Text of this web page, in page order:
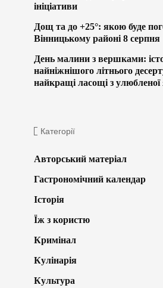
ініціативи
Дощ та до +25°: якою буде
Вінницькому районі 8 серпня
День малини з вершками:
найніжнішого літнього
найкращі ласощі з улюбленої
Категорії
Авторський матеріал
Гастрономічний календар
Історія
Їж з користю
Кримінал
Кулінарія
Культура